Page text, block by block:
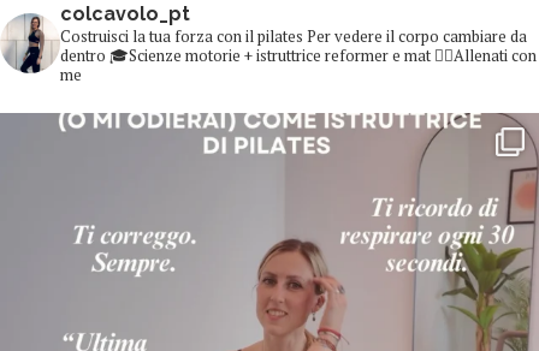
colcavolo_pt
Costruisci la tua forza con il pilates Per vedere il corpo cambiare da
dentro 🎓Scienze motorie + istruttrice reformer e mat 👇🏻Allenati con
me